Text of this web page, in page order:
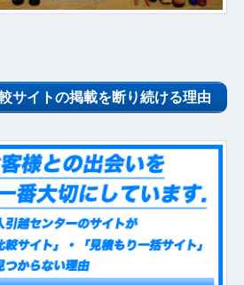
サイトの掲載を断り続ける理由